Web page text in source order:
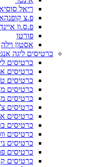
ריאל
פ.צ
פ.ס.וו
פורטו
אסטון וילה
כרטיסים ליגה
כרטיסים
כרטיסים
כרטיסים
כרטיסים
כרטיסים
כרטיסים
כרטיסים
כרטיסים
כרטיסים
כרטיסים
כרטיסים
כרטיסים